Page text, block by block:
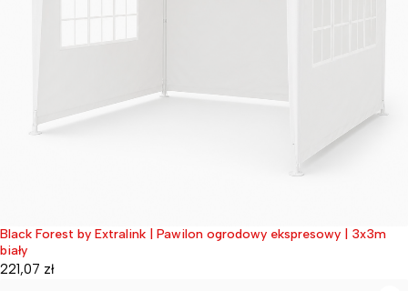
Wyprzedane
Black Forest by Extralink | Pawilon ogrodowy ekspresowy | 3x3m
biały
221,07 zł